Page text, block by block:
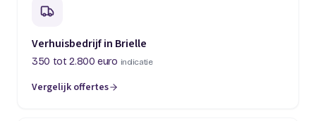
Verhuisbedrijf in Brielle
350 tot 2.800 euro indicatie
Vergelijk offertes